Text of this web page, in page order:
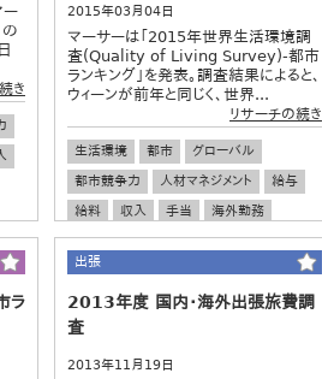
ー
き
2015年03月04日
マーサーは「2015年世界生活環境調
査(Quality of Living Survey)‐都市
ランキング」を発表。調査結果によると、
ウィーンが前年と同じく、世界...
リサーチの続き
生活環境 都市
グローバル
都市競争力
人材マネジメント
給与
給料
収入 手当
海外勤務
グローバル人材
ラ
出張
2013年度 国内・海外出張旅費調
査
2013年11月19日